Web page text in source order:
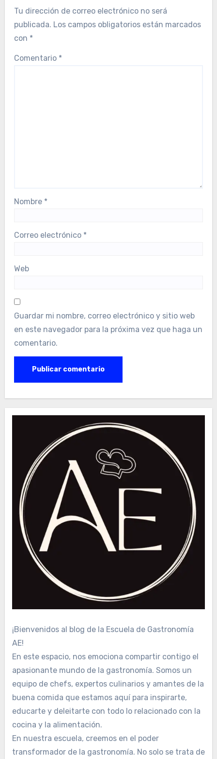
Tu dirección de correo electrónico no será
publicada. Los campos obligatorios están marcados
con *
Comentario *
Nombre *
Correo electrónico *
Web
Guardar mi nombre, correo electrónico y sitio web
en este navegador para la próxima vez que haga un
comentario.
¡Bienvenidos al blog de la Escuela de Gastronomía
AE!
En este espacio, nos emociona compartir contigo el
apasionante mundo de la gastronomía. Somos un
equipo de chefs, expertos culinarios y amantes de la
buena comida que estamos aquí para inspirarte,
educarte y deleitarte con todo lo relacionado con la
cocina y la alimentación.
En nuestra escuela, creemos en el poder
transformador de la gastronomía. No solo se trata de